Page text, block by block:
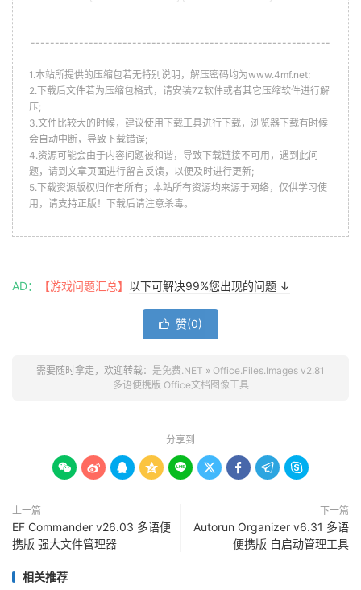
--------------------------------------------------------------
1.本站所提供的压缩包若无特别说明，解压密码均为www.4mf.net;
2.下载后文件若为压缩包格式，请安装7Z软件或者其它压缩软件进行解
压;
3.文件比较大的时候，建议使用下载工具进行下载，浏览器下载有时候
会自动中断，导致下载错误;
4.资源可能会由于内容问题被和谐，导致下载链接不可用，遇到此问
题，请到文章页面进行留言反馈，以便及时进行更新;
5.下载资源版权归作者所有；本站所有资源均来源于网络，仅供学习使
用，请支持正版！下载后请注意杀毒。
AD： 【游戏问题汇总】 以下可解决99%您出现的问题 ↓
 赞(0)
需要随时拿走，欢迎转载： 是免费.NET » Office.Files.Images v2.81
多语便携版 Office文档图像工具
分享到
        
上一篇
EF Commander v26.03 多语便
携版 强大文件管理器
下一篇
Autorun Organizer v6.31 多语
便携版 自启动管理工具
相关推荐